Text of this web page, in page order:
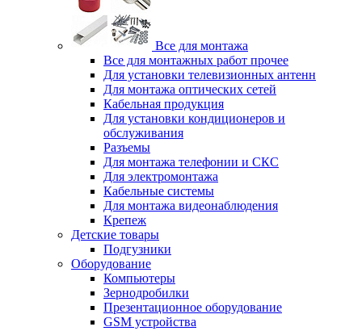
Все для монтажа
Все для монтажных работ прочее
Для установки телевизионных антенн
Для монтажа оптических сетей
Кабельная продукция
Для установки кондиционеров и
обслуживания
Разъемы
Для монтажа телефонии и СКС
Для электромонтажа
Кабельные системы
Для монтажа видеонаблюдения
Крепеж
Детские товары
Подгузники
Оборудование
Компьютеры
Зернодробилки
Презентационное оборудование
GSM устройства